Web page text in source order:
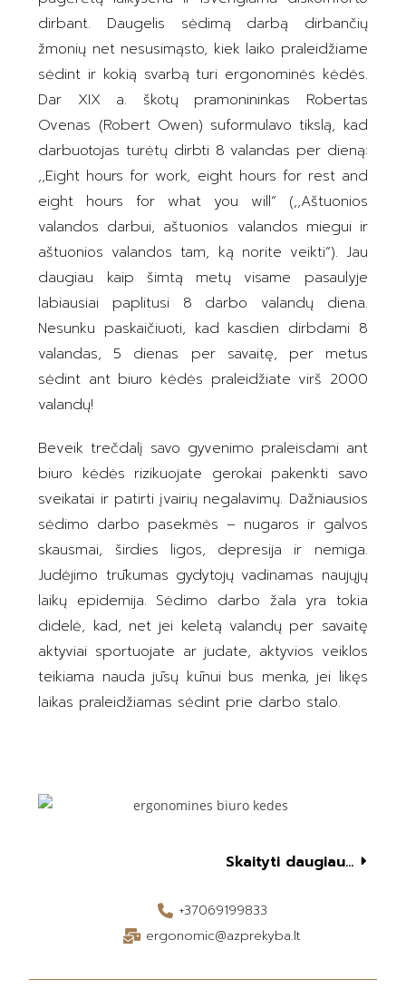
dirbant. Daugelis sėdimą darbą dirbančių
žmonių net nesusimąsto, kiek laiko praleidžiame
sėdint ir kokią svarbą turi ergonominės kėdės.
Dar XIX a. škotų pramonininkas Robertas
Ovenas (Robert Owen) suformulavo tikslą, kad
darbuotojas turėtų dirbti 8 valandas per dieną:
,,Eight hours for work, eight hours for rest and
eight hours for what you will“ (,,Aštuonios
valandos darbui, aštuonios valandos miegui ir
aštuonios valandos tam, ką norite veikti“). Jau
daugiau kaip šimtą metų visame pasaulyje
labiausiai paplitusi 8 darbo valandų diena.
Nesunku paskaičiuoti, kad kasdien dirbdami 8
valandas, 5 dienas per savaitę, per metus
sėdint ant biuro kėdės praleidžiate virš 2000
valandų!
Beveik trečdalį savo gyvenimo praleisdami ant
biuro kėdės rizikuojate gerokai pakenkti savo
sveikatai ir patirti įvairių negalavimų. Dažniausios
sėdimo darbo pasekmės – nugaros ir galvos
skausmai, širdies ligos, depresija ir nemiga.
Judėjimo trūkumas gydytojų vadinamas naujųjų
laikų epidemija. Sėdimo darbo žala yra tokia
didelė, kad, net jei keletą valandų per savaitę
aktyviai sportuojate ar judate, aktyvios veiklos
teikiama nauda jūsų kūnui bus menka, jei likęs
laikas praleidžiamas sėdint prie darbo stalo.
Skaityti daugiau...
+37069199833
ergonomic@azprekyba.lt